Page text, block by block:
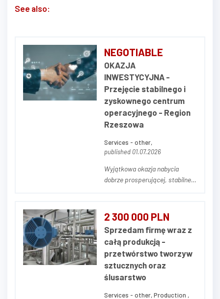
See also:
NEGOTIABLE
OKAZJA
INWESTYCYJNA -
Przejęcie stabilnego i
zyskownego centrum
operacyjnego - Region
Rzeszowa
Services - other,
published 01.07.2026
Wyjątkowa okazja nabycia
dobrze prosperującej, stabilnej i
południowo-wschodniej Polsce.
Firma specjalizuje się w
kompleksowych usługach
agencji pracy oraz projektach
outsourcingowych, ciesząc się
s...
2 300 000 PLN
Sprzedam firmę wraz z
całą produkcją -
przetwórstwo tworzyw
sztucznych oraz
ślusarstwo
Services - other, Production ,